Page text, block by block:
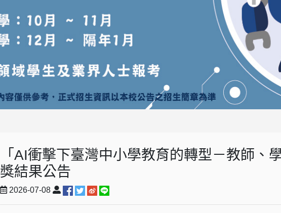
「AI衝擊下臺灣中小學教育的轉型－教師、
獎結果公告
2026-07-08